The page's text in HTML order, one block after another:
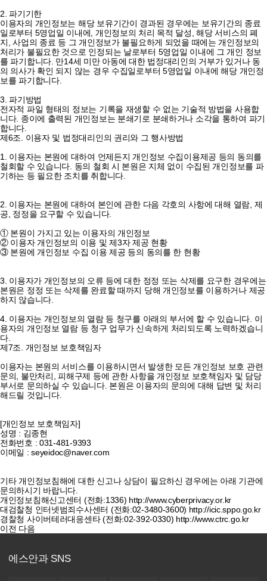
2. 파기기한
이용자의 개인정보는 해당 보유기간이 경과된 경우에는 보유기간의 종료
일로부터 5영업일 이내에, 개인정보의 처리 목적 달성, 해당 서비스의 폐
지, 사업의 종료 등 그 개인정보가 불필요하게 되었을 때에는 개인정보의
처리가 불필요한 것으로 인정되는 날로부터 5영업일 이내에 그 개인 정보
를 파기합니다. 만14세 미만 아동에 대한 법정대리인의 거부가 있거나 동
의 의사가 확인 되지 않는 경우 수집일로부터 5영업일 이내에 해당 개인정
보를 파기합니다.
3. 파기방법
전자적 파일 형태의 정보는 기록을 재생할 수 없는 기술적 방법을 사용합
니다. 종이에 출력된 개인정보는 분쇄기로 분쇄하거나 소각을 통하여 파기
합니다.
제6조. 이용자 및 법정대리인의 권리와 그 행사방법
1. 이용자는 본원에 대하여 언제든지 개인정보 수집이용제공 등의 동의를
철회할 수 있습니다. 동의 철회 시 본원은 지체 없이 수집된 개인정보를 파
기하는 등 필요한 조치를 취합니다.
2. 이용자는 본원에 대하여 본인에 관한 다음 각호의 사항에 대해 열람, 제
공, 정정을 요구할 수 있습니다.
① 본원이 가지고 있는 이용자의 개인정보
② 이용자 개인정보의 이용 및 제3자 제공 현황
③ 본원에 개인정보 수집 이용 제공 등의 동의를 한 현황
3. 이용자가 개인정보의 오류 등에 대한 정정 또는 삭제를 요구한 경우에는
본원은 정정 또는 삭제를 완료할 때까지 당해 개인정보를 이용하거나 제공
하지 않습니다.
4. 이용자는 개인정보의 열람 등 청구를 아래의 부서에 할 수 있습니다. 이
용자의 개인정보 열람 등 청구 업무가 신속하게 처리되도록 노력하겠습니
다.
제7조. 개인정보 보호책임자
이용자는 본원의 서비스를 이용하시면서 발생한 모든 개인정보 보호 관련
문의, 불만처리, 피해구제 등에 관한 사항을 개인정보 보호책임자 및 담당
부서로 문의하실 수 있습니다. 본원은 이용자의 문의에 대해 답변 및 처리
해드릴 것입니다.
[개인정보 보호책임자]
성명 : 김종현
전화번호 : 031-481-9393
이메일 : seyeidoc@naver.com
기타 개인정보침해에 대한 신고나 상담이 필요하신 경우에는 아래 기관에
문의하시기 바랍니다.
개인정보침해신고센터 (전화:1336) http://www.cyberprivacy.or.kr
대검찰청 인터넷범죄수사센터 (전화:02-3480-3600) http://icic.sppo.go.kr
경찰청 사이버테러대응센타 (전화:02-392-0330) http://www.ctrc.go.kr
이전 다음
에스안과 SNS